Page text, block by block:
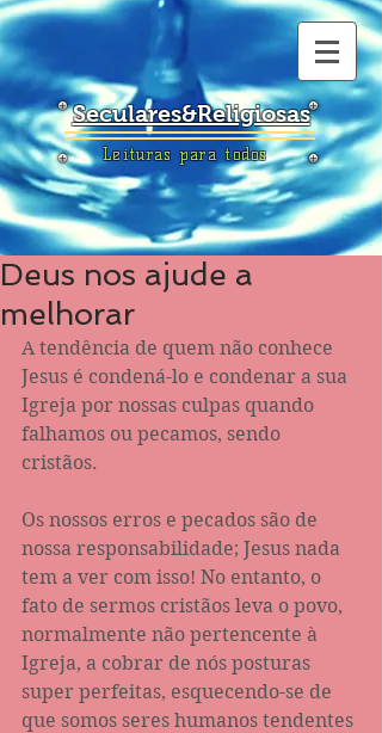
Seculares&Religiosas
Leituras para todos
Deus nos ajude a
melhorar
A tendência de quem não conhece
Jesus é condená-lo e condenar a sua
Igreja por nossas culpas quando
falhamos ou pecamos, sendo
cristãos.
Os nossos erros e pecados são de
nossa responsabilidade; Jesus nada
tem a ver com isso! No entanto, o
fato de sermos cristãos leva o povo,
normalmente não pertencente à
Igreja, a cobrar de nós posturas
super perfeitas, esquecendo-se de
que somos seres humanos tendentes